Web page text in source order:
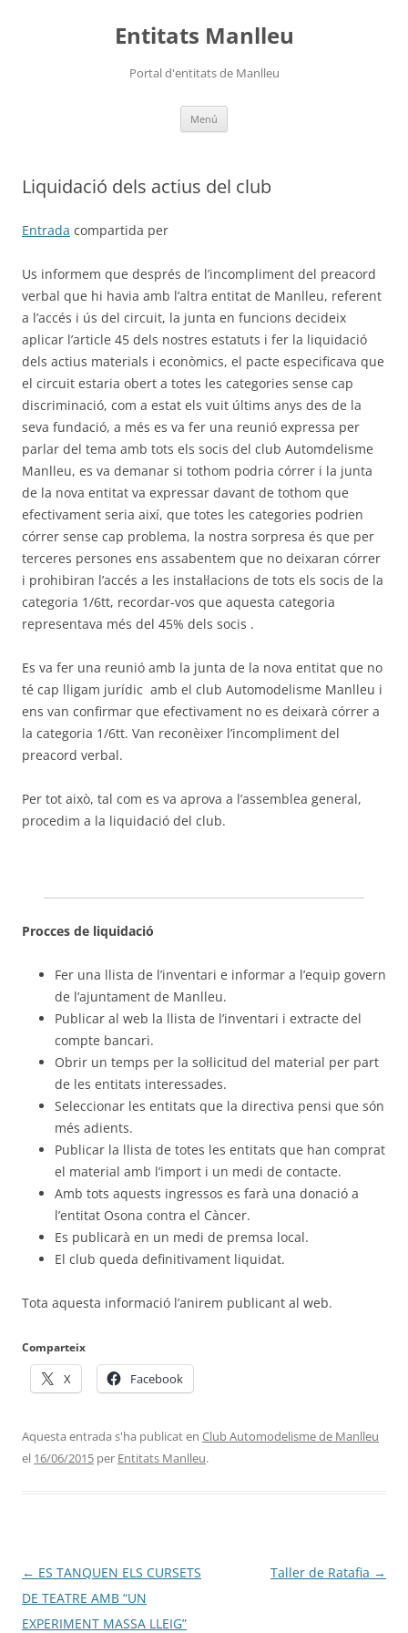
Entitats Manlleu
Portal d'entitats de Manlleu
Menú
Liquidació dels actius del club
Entrada compartida per
Us informem que després de l’incompliment del preacord
verbal que hi havia amb l’altra entitat de Manlleu, referent
a l’accés i ús del circuit, la junta en funcions decideix
aplicar l’article 45 dels nostres estatuts i fer la liquidació
dels actius materials i econòmics, el pacte especificava que
el circuit estaria obert a totes les categories sense cap
discriminació, com a estat els vuit últims anys des de la
seva fundació, a més es va fer una reunió expressa per
parlar del tema amb tots els socis del club Automdelisme
Manlleu, es va demanar si tothom podria córrer i la junta
de la nova entitat va expressar davant de tothom que
efectivament seria així, que totes les categories podrien
córrer sense cap problema, la nostra sorpresa és que per
terceres persones ens assabentem que no deixaran córrer
i prohibiran l’accés a les instal·lacions de tots els socis de la
categoria 1/6tt, recordar-vos que aquesta categoria
representava més del 45% dels socis .
Es va fer una reunió amb la junta de la nova entitat que no
té cap lligam jurídic amb el club Automodelisme Manlleu i
ens van confirmar que efectivament no es deixarà córrer a
la categoria 1/6tt. Van reconèixer l’incompliment del
preacord verbal.
Per tot això, tal com es va aprova a l’assemblea general,
procedim a la liquidació del club.
Procces de liquidació
Fer una llista de l’inventari e informar a l’equip govern
de l’ajuntament de Manlleu.
Publicar al web la llista de l’inventari i extracte del
compte bancari.
Obrir un temps per la sol·licitud del material per part
de les entitats interessades.
Seleccionar les entitats que la directiva pensi que són
més adients.
Publicar la llista de totes les entitats que han comprat
el material amb l’import i un medi de contacte.
Amb tots aquests ingressos es farà una donació a
l’entitat Osona contra el Càncer.
Es publicarà en un medi de premsa local.
El club queda definitivament liquidat.
Tota aquesta informació l’anirem publicant al web.
Comparteix
X Facebook
Aquesta entrada s'ha publicat en Club Automodelisme de Manlleu
el 16/06/2015 per Entitats Manlleu.
Navegació
per
les
← ES TANQUEN ELS CURSETS
DE TEATRE AMB “UN
EXPERIMENT MASSA LLEIG”
Taller de Ratafia →